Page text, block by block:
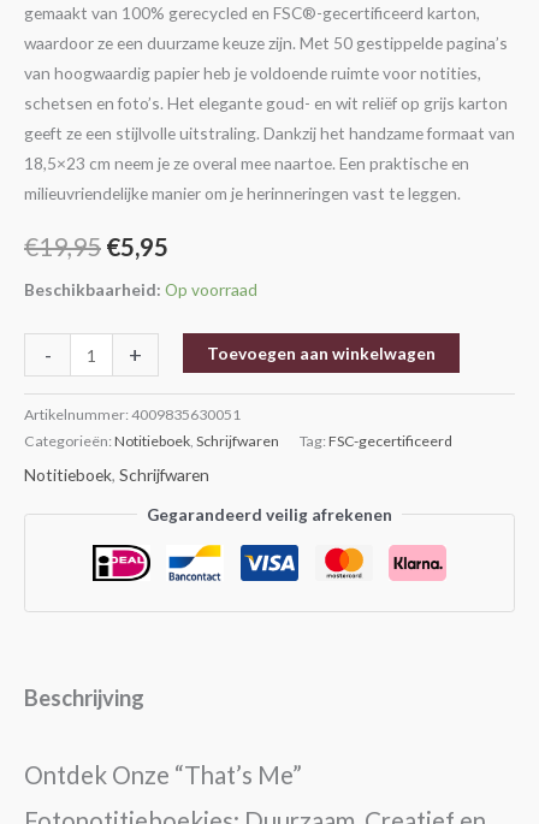
gemaakt van 100% gerecycled en FSC®-gecertificeerd karton,
waardoor ze een duurzame keuze zijn. Met 50 gestippelde pagina’s
van hoogwaardig papier heb je voldoende ruimte voor notities,
schetsen en foto’s. Het elegante goud- en wit reliëf op grijs karton
geeft ze een stijlvolle uitstraling. Dankzij het handzame formaat van
18,5×23 cm neem je ze overal mee naartoe. Een praktische en
milieuvriendelijke manier om je herinneringen vast te leggen.
€19,95 €5,95
Beschikbaarheid: Op voorraad
- + Toevoegen aan winkelwagen
Artikelnummer: 4009835630051
Categorieën: Notitieboek, Schrijfwaren Tag: FSC-gecertificeerd
Notitieboek, Schrijfwaren
Gegarandeerd veilig afrekenen
Beschrijving
Ontdek Onze “That’s Me”